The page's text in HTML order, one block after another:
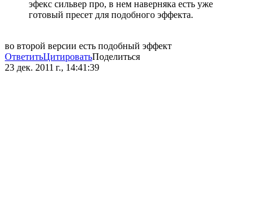
эфекс сильвер про, в нем наверняка есть уже
готовый пресет для подобного эффекта.
во второй версии есть подобный эффект
ОтветитьЦитироватьПоделиться
23 дек. 2011 г., 14:41:39